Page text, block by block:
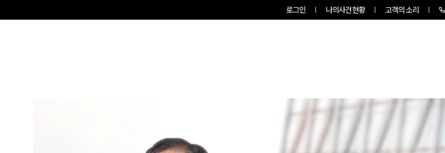
로그인 나의사건현황 고객의 소리